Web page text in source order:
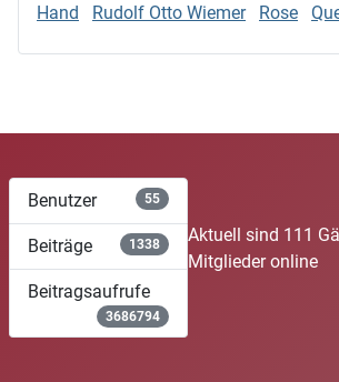
Hand Rudolf Otto Wiemer Rose
Benutzer 55
Beiträge 1338
Beitragsaufrufe
3686794
Aktuell sind 111
Mitglieder online